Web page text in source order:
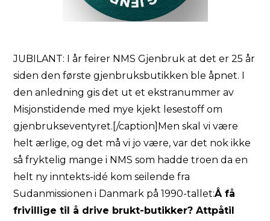
JUBILANT: I år feirer NMS Gjenbruk at det er 25 år
siden den første gjenbruksbutikken ble åpnet. I
den anledning gis det ut et ekstranummer av
Misjonstidende med mye kjekt lesestoff om
gjenbrukseventyret.[/caption]Men skal vi være
helt ærlige, og det må vi jo være, var det nok ikke
så fryktelig mange i NMS som hadde troen da en
helt ny inntekts-idé kom seilende fra
Sudanmissionen i Danmark på 1990-tallet:Å få
frivillige til å drive brukt-butikker? Attpåtil